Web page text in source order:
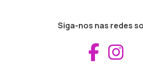
Siga-nos nas redes